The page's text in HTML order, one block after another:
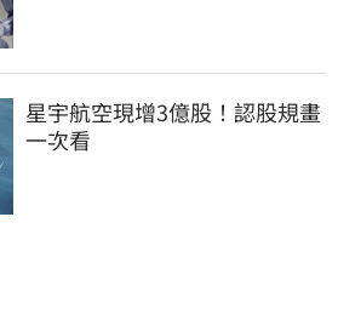
星宇航空現增3億股！認股規畫
一次看